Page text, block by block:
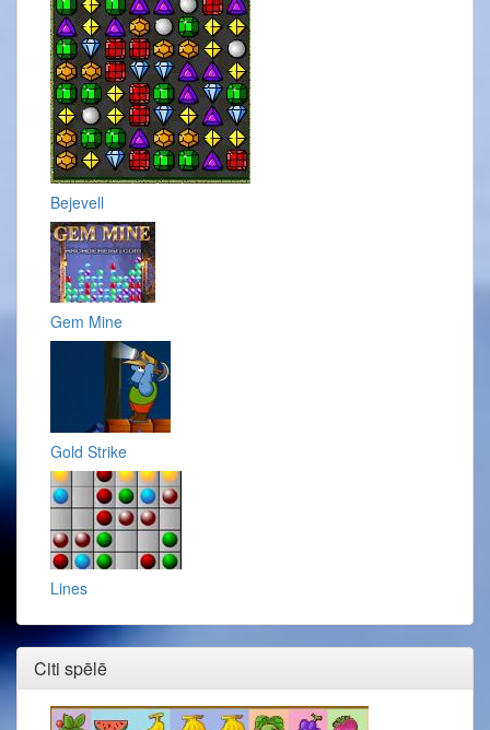
Bejevell
Gem Mine
Gold Strike
Lines
Citi spēlē